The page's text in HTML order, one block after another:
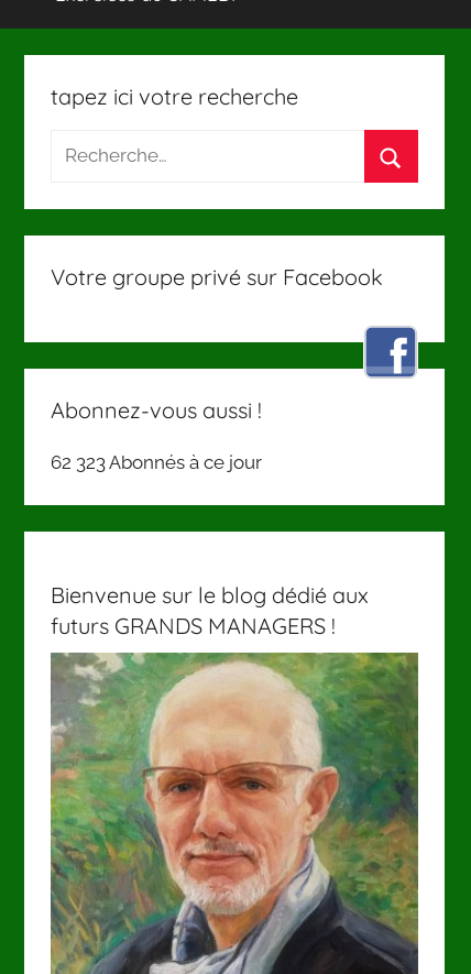
tapez ici votre recherche
Votre groupe privé sur Facebook
Abonnez-vous aussi !
62 323 Abonnés à ce jour
Bienvenue sur le blog dédié aux
futurs GRANDS MANAGERS !